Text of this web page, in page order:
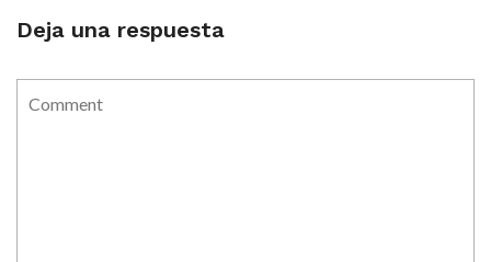
Deja una respuesta